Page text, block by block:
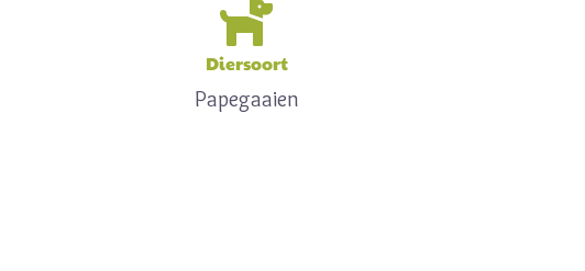
Diersoort
Papegaaien